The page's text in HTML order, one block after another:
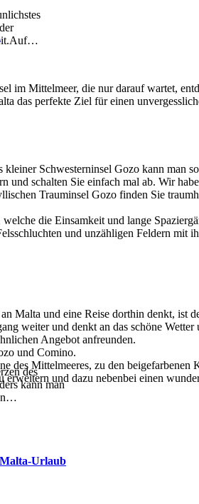
…
des
kann man
…
im Mittelmeer, die nur darauf wartet,
das perfekte Ziel für einen
kleiner Schwesterninsel Gozo kann man
und schalten Sie einfach mal ab. Wir
Trauminsel Gozo finden Sie
die Einsamkeit und lange
und unzähligen Feldern mit
Malta und eine Reise dorthin denkt, ist
weiter und denkt an das schöne
Angebot anfreunden.
und Comino.
des Mittelmeeres, zu den
und dazu nebenbei einen
Malta-Urlaub